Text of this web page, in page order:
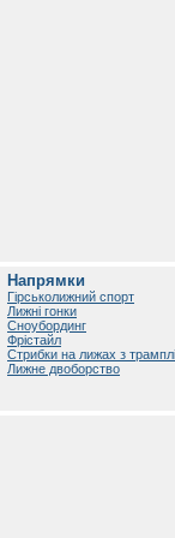
Напрямки
Гірськолижний спорт
Лижні гонки
Сноубординг
Фрістайл
Стрибки на лижах з
Лижне двоборство